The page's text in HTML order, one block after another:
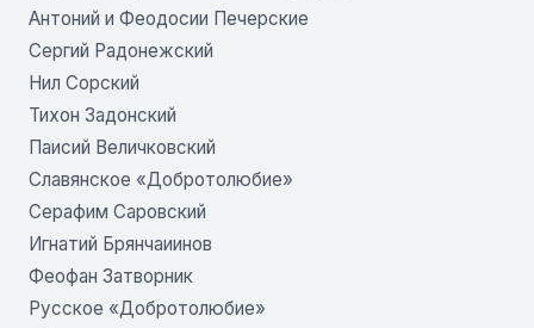
Антоний и Феодосии Печерские
Сергий Радонежский
Нил Сорский
Тихон Задонский
Паисий Величковский
Славянское «Добротолюбие»
Серафим Саровский
Игнатий Брянчаиинов
Феофан Затворник
Русское «Добротолюбие»